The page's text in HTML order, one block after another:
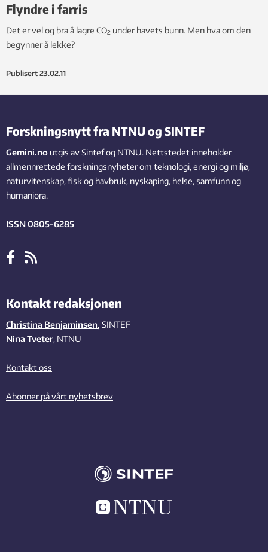
Flyndre i farris
Det er vel og bra å lagre CO2 under havets bunn. Men hva om den
begynner å lekke?
Publisert 23.02.11
Forskningsnytt fra NTNU og SINTEF
Gemini.no utgis av Sintef og NTNU. Nettstedet inneholder
allmennrettede forskningsnyheter om teknologi, energi og miljø,
naturvitenskap, fisk og havbruk, nyskaping, helse, samfunn og
humaniora.
ISSN 0805-6285
Kontakt redaksjonen
Christina Benjaminsen, SINTEF
Nina Tveter, NTNU
Kontakt oss
Abonner på vårt nyhetsbrev